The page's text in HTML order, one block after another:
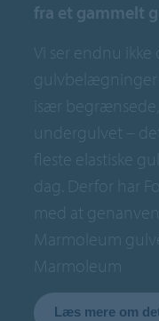
fra et gammelt
Vi ser endnu
gulvbelægninger
især
undergulvet –
fleste elastiske
dag. Derfor har
med at
Marmoleum
Marmoleum
Læs mere om